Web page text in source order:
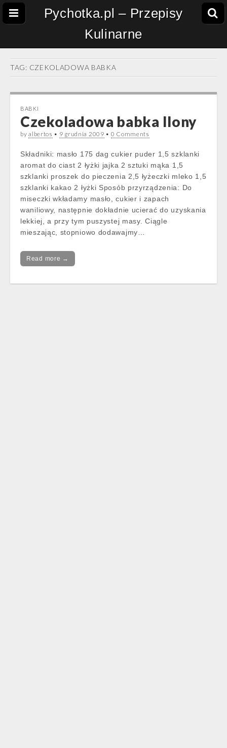
Pychotka.pl – Przepisy
Kulinarne
TAG: CZEKOLADOWA BABKA
BABKI
Czekoladowa babka Ilony
byalbertos • 9 grudnia 2009 • 0 Comments
Składniki: masło 175 dag cukier puder 1,5 szklanki
aromat do ciast 2 łyżki jajka 2 sztuki mąka 1,5
szklanki proszek do pieczenia 2,5 łyżeczki mleko 1,5
szklanki kakao 2 łyżki Sposób przyrządzenia: Do
miseczki wkładamy masło, cukier i zapach
waniliowy, następnie dokładnie ucierać do uzyskania
lekkiej, a przy tym puszystej masy. Ciągle
mieszając, stopniowo dodawajmy…
Read more →